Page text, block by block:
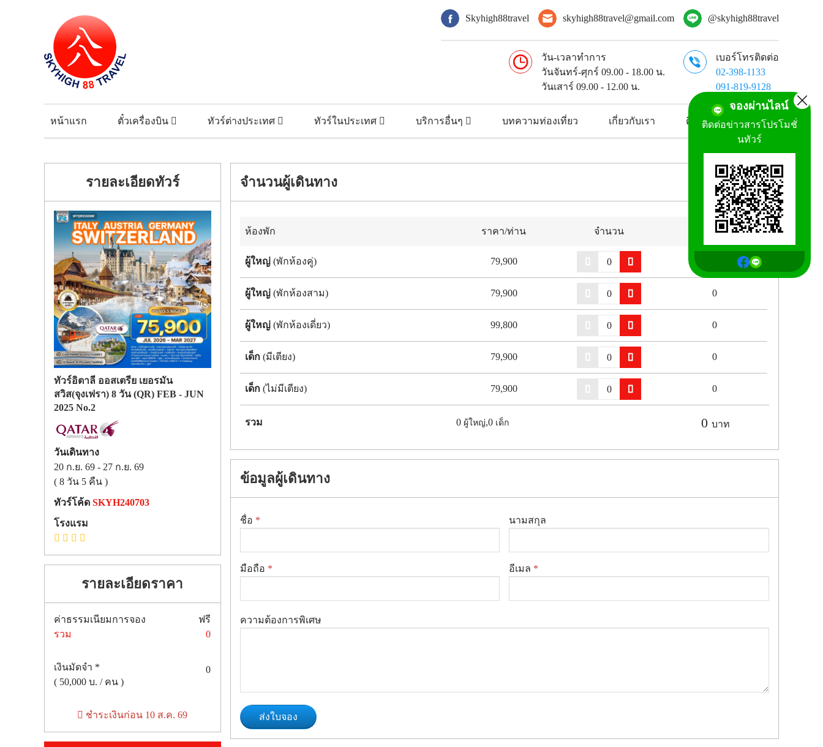
Skyhigh88travel skyhigh88travel@gmail.com @skyhigh88travel
วัน-เวลาทำการ
วันจันทร์-ศุกร์ 09.00 - 18.00 น.
วันเสาร์ 09.00 - 12.00 น.
เบอร์โทรติดต่อ
02-398-1133
091-819-9128
หน้าแรก ตั๋วเครื่องบิน ทัวร์ต่างประเทศ ทัวร์ในประเทศ บริการอื่นๆ บทความท่องเที่ยว เกี่ยวกับเรา ติดต่อเรา
รายละเอียดทัวร์
ทัวร์อิตาลี ออสเตรีย เยอรมัน
สวิส(จุงเฟรา) 8 วัน (QR) FEB - JUN
2025 No.2
วันเดินทาง
20 ก.ย. 69 - 27 ก.ย. 69
( 8 วัน 5 คืน )
ทัวร์โค้ด SKYH240703
โรงแรม
รายละเอียดราคา
ค่าธรรมเนียมการจอง
ฟรี
รวม
0
เงินมัดจำ *
( 50,000 บ. / คน )
0
ชำระเงินก่อน 10 ส.ค. 69
จำนวนผู้เดินทาง
ห้องพัก ราคา/ท่าน จำนวน รวม
ผู้ใหญ่ (พักห้องคู่) 79,900
ผู้ใหญ่ (พักห้องสาม) 79,900 0
ผู้ใหญ่ (พักห้องเดี่ยว) 99,800 0
เด็ก (มีเตียง) 79,900 0
เด็ก (ไม่มีเตียง) 79,900 0
รวม 0 ผู้ใหญ่,0 เด็ก 0 บาท
ข้อมูลผู้เดินทาง
ชื่อ * นามสกุล
มือถือ * อีเมล *
ความต้องการพิเศษ
ส่งใบจอง
จองผ่านไลน์
ติดต่อข่าวสารโปรโมชั่
นทัวร์